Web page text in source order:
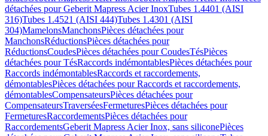
détachées pour Geberit Mapress Acier InoxTubes 1.4401 (AISI
316)Tubes 1.4521 (AISI 444)Tubes 1.4301 (AISI
304)MamelonsManchonsPièces détachées pour
ManchonsRéductionsPièces détachées pour
RéductionsCoudesPièces détachées pour CoudesTésPièces
détachées pour TésRaccords indémontablesPièces détachées pour
Raccords indémontablesRaccords et raccordements,
démontablesPièces détachées pour Raccords et raccordements,
démontablesCompensateursPièces détachées pour
CompensateursTraverséesFermeturesPièces détachées pour
FermeturesRaccordementsPièces détachées pour
RaccordementsGeberit Mapress Acier Inox, sans siliconePièces